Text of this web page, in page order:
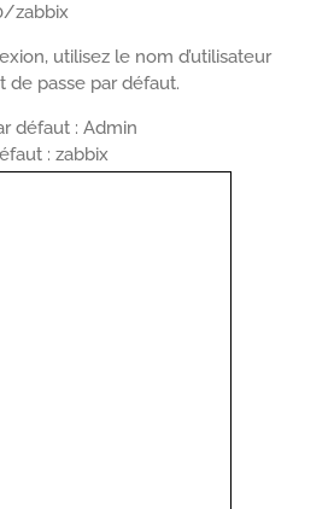
zabbix
utilisez le nom d’utilisateur
de passe par défaut.
défaut : Admin
: zabbix